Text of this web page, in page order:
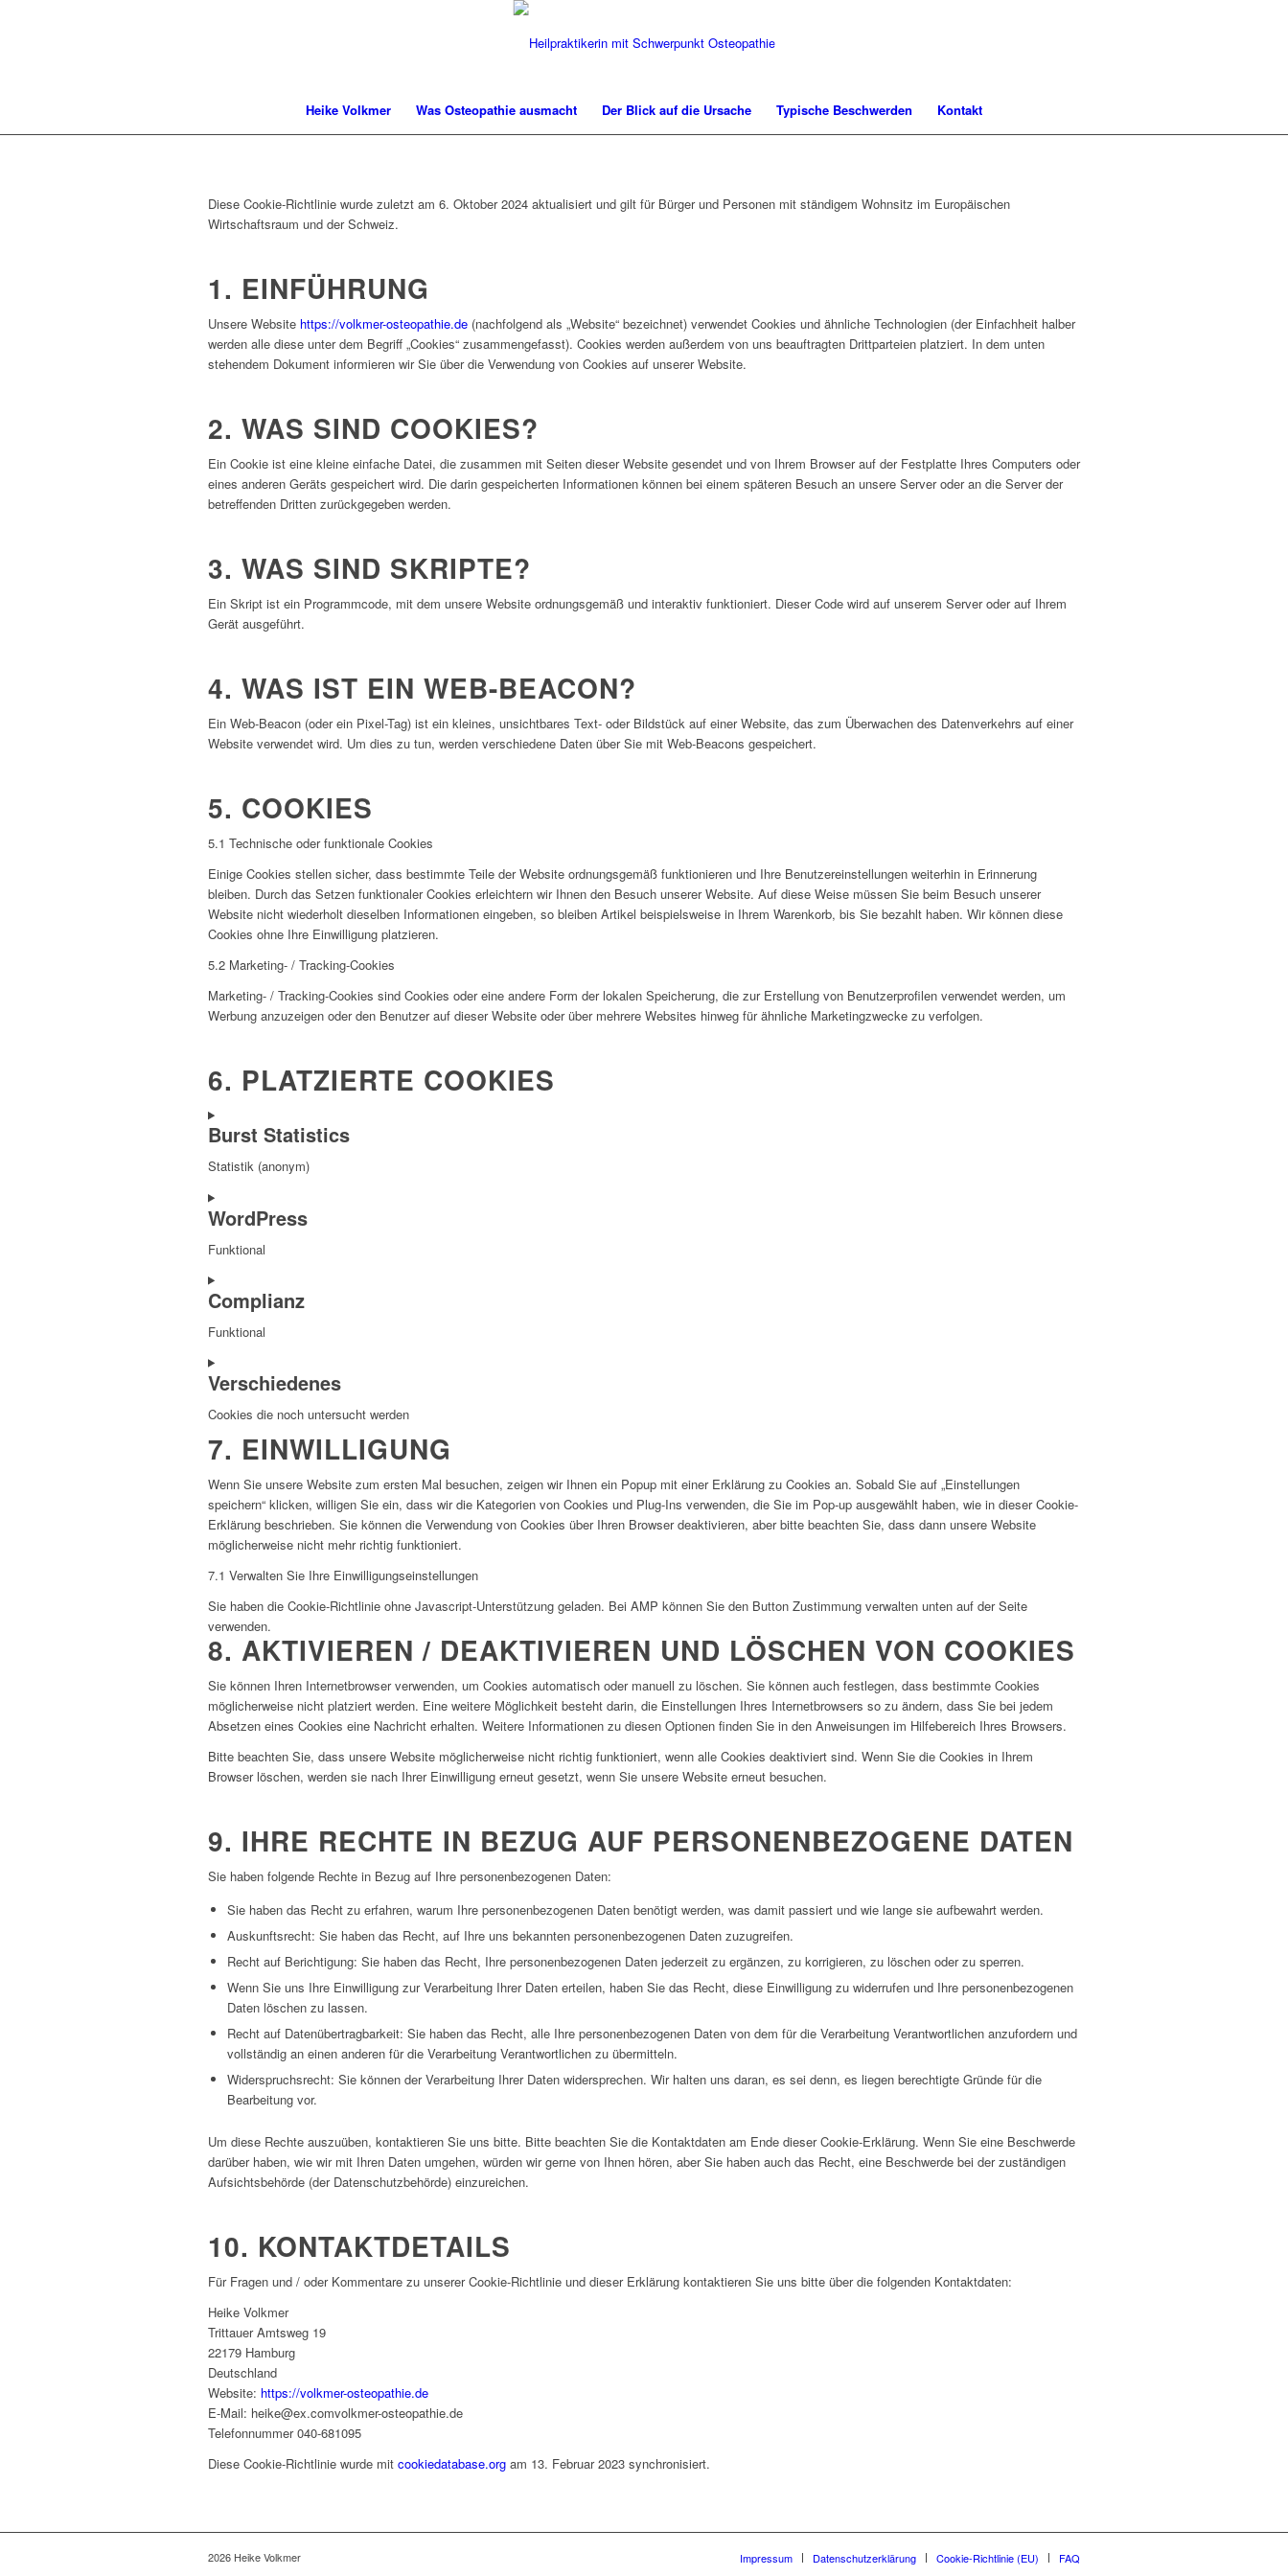
Heike Volkmer Was Osteopathie ausmacht Der Blick auf die Ursache Typische Beschwerden Kontakt
Diese Cookie-Richtlinie wurde zuletzt am 6. Oktober 2024 aktualisiert und gilt für Bürger und Personen mit ständigem Wohnsitz im Europäischen
Wirtschaftsraum und der Schweiz.
1. EINFÜHRUNG
Unsere Website https://volkmer-osteopathie.de (nachfolgend als „Website“ bezeichnet) verwendet Cookies und ähnliche Technologien (der Einfachheit halber
werden alle diese unter dem Begriff „Cookies“ zusammengefasst). Cookies werden außerdem von uns beauftragten Drittparteien platziert. In dem unten
stehendem Dokument informieren wir Sie über die Verwendung von Cookies auf unserer Website.
2. WAS SIND COOKIES?
Ein Cookie ist eine kleine einfache Datei, die zusammen mit Seiten dieser Website gesendet und von Ihrem Browser auf der Festplatte Ihres Computers oder
eines anderen Geräts gespeichert wird. Die darin gespeicherten Informationen können bei einem späteren Besuch an unsere Server oder an die Server der
betreffenden Dritten zurückgegeben werden.
3. WAS SIND SKRIPTE?
Ein Skript ist ein Programmcode, mit dem unsere Website ordnungsgemäß und interaktiv funktioniert. Dieser Code wird auf unserem Server oder auf Ihrem
Gerät ausgeführt.
4. WAS IST EIN WEB-BEACON?
Ein Web-Beacon (oder ein Pixel-Tag) ist ein kleines, unsichtbares Text- oder Bildstück auf einer Website, das zum Überwachen des Datenverkehrs auf einer
Website verwendet wird. Um dies zu tun, werden verschiedene Daten über Sie mit Web-Beacons gespeichert.
5. COOKIES
5.1 Technische oder funktionale Cookies
Einige Cookies stellen sicher, dass bestimmte Teile der Website ordnungsgemäß funktionieren und Ihre Benutzereinstellungen weiterhin in Erinnerung
bleiben. Durch das Setzen funktionaler Cookies erleichtern wir Ihnen den Besuch unserer Website. Auf diese Weise müssen Sie beim Besuch unserer
Website nicht wiederholt dieselben Informationen eingeben, so bleiben Artikel beispielsweise in Ihrem Warenkorb, bis Sie bezahlt haben. Wir können diese
Cookies ohne Ihre Einwilligung platzieren.
5.2 Marketing- / Tracking-Cookies
Marketing- / Tracking-Cookies sind Cookies oder eine andere Form der lokalen Speicherung, die zur Erstellung von Benutzerprofilen verwendet werden, um
Werbung anzuzeigen oder den Benutzer auf dieser Website oder über mehrere Websites hinweg für ähnliche Marketingzwecke zu verfolgen.
6. PLATZIERTE COOKIES
Burst Statistics
Statistik (anonym)
Consent
to
burst-
statistics
WordPress
Funktional
Consent
to
wordpress
Complianz
Funktional
Consent
to
complianz
Verschiedenes
Cookies die noch untersucht werden
Consent
to
service
verschiedenes
7. EINWILLIGUNG
Wenn Sie unsere Website zum ersten Mal besuchen, zeigen wir Ihnen ein Popup mit einer Erklärung zu Cookies an. Sobald Sie auf „Einstellungen
speichern“ klicken, willigen Sie ein, dass wir die Kategorien von Cookies und Plug-Ins verwenden, die Sie im Pop-up ausgewählt haben, wie in dieser Cookie-
Erklärung beschrieben. Sie können die Verwendung von Cookies über Ihren Browser deaktivieren, aber bitte beachten Sie, dass dann unsere Website
möglicherweise nicht mehr richtig funktioniert.
7.1 Verwalten Sie Ihre Einwilligungseinstellungen
Sie haben die Cookie-Richtlinie ohne Javascript-Unterstützung geladen. Bei AMP können Sie den Button Zustimmung verwalten unten auf der Seite
verwenden.
8. AKTIVIEREN / DEAKTIVIEREN UND LÖSCHEN VON COOKIES
Sie können Ihren Internetbrowser verwenden, um Cookies automatisch oder manuell zu löschen. Sie können auch festlegen, dass bestimmte Cookies
möglicherweise nicht platziert werden. Eine weitere Möglichkeit besteht darin, die Einstellungen Ihres Internetbrowsers so zu ändern, dass Sie bei jedem
Absetzen eines Cookies eine Nachricht erhalten. Weitere Informationen zu diesen Optionen finden Sie in den Anweisungen im Hilfebereich Ihres Browsers.
Bitte beachten Sie, dass unsere Website möglicherweise nicht richtig funktioniert, wenn alle Cookies deaktiviert sind. Wenn Sie die Cookies in Ihrem
Browser löschen, werden sie nach Ihrer Einwilligung erneut gesetzt, wenn Sie unsere Website erneut besuchen.
9. IHRE RECHTE IN BEZUG AUF PERSONENBEZOGENE DATEN
Sie haben folgende Rechte in Bezug auf Ihre personenbezogenen Daten:
Sie haben das Recht zu erfahren, warum Ihre personenbezogenen Daten benötigt werden, was damit passiert und wie lange sie aufbewahrt werden.
Auskunftsrecht: Sie haben das Recht, auf Ihre uns bekannten personenbezogenen Daten zuzugreifen.
Recht auf Berichtigung: Sie haben das Recht, Ihre personenbezogenen Daten jederzeit zu ergänzen, zu korrigieren, zu löschen oder zu sperren.
Wenn Sie uns Ihre Einwilligung zur Verarbeitung Ihrer Daten erteilen, haben Sie das Recht, diese Einwilligung zu widerrufen und Ihre personenbezogenen
Daten löschen zu lassen.
Recht auf Datenübertragbarkeit: Sie haben das Recht, alle Ihre personenbezogenen Daten von dem für die Verarbeitung Verantwortlichen anzufordern und
vollständig an einen anderen für die Verarbeitung Verantwortlichen zu übermitteln.
Widerspruchsrecht: Sie können der Verarbeitung Ihrer Daten widersprechen. Wir halten uns daran, es sei denn, es liegen berechtigte Gründe für die
Bearbeitung vor.
Um diese Rechte auszuüben, kontaktieren Sie uns bitte. Bitte beachten Sie die Kontaktdaten am Ende dieser Cookie-Erklärung. Wenn Sie eine Beschwerde
darüber haben, wie wir mit Ihren Daten umgehen, würden wir gerne von Ihnen hören, aber Sie haben auch das Recht, eine Beschwerde bei der zuständigen
Aufsichtsbehörde (der Datenschutzbehörde) einzureichen.
10. KONTAKTDETAILS
Für Fragen und / oder Kommentare zu unserer Cookie-Richtlinie und dieser Erklärung kontaktieren Sie uns bitte über die folgenden Kontaktdaten:
Heike Volkmer
Trittauer Amtsweg 19
22179 Hamburg
Deutschland
Website: https://volkmer-osteopathie.de
E-Mail: heike@ex.comvolkmer-osteopathie.de
Telefonnummer 040-681095
Diese Cookie-Richtlinie wurde mit cookiedatabase.org am 13. Februar 2023 synchronisiert.
2026 Heike Volkmer Impressum Datenschutzerklärung Cookie-Richtlinie (EU) FAQ